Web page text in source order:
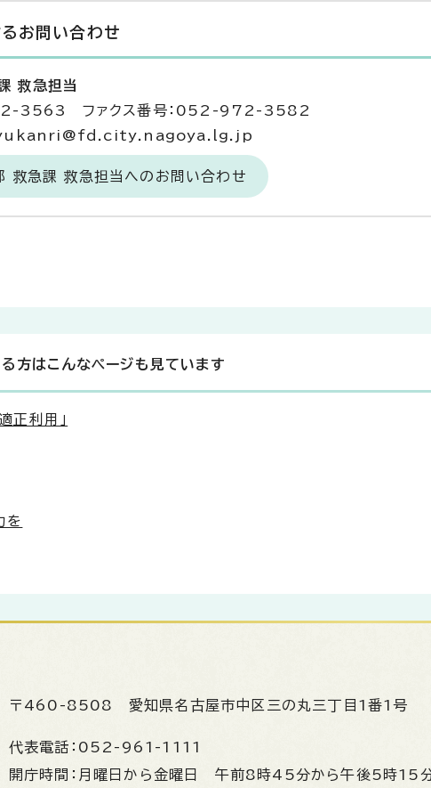
お問い合わせ
救急担当
3563 ファクス番号：052-972-3582
救急課 救急担当へのお問い合わせ
方はこんなページも見ています
正利用」
を
〒460-8508 愛知県名古屋市中区三の丸三丁目1番1号
代表電話： 052-961-1111
開庁時間： 月曜日から金曜日 午前8時45分から午後5時15